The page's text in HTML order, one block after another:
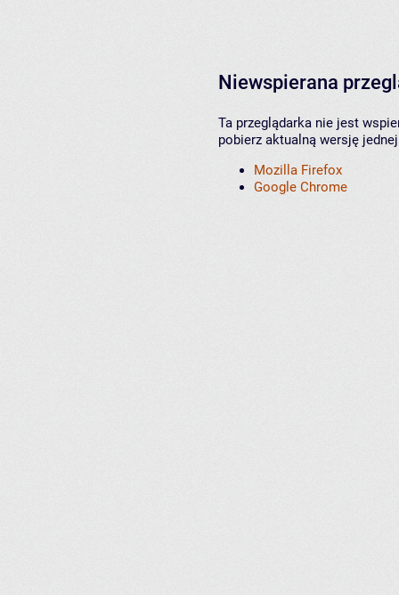
Niewspierana
Ta przeglądarka nie jest
pobierz aktualną wersję
Mozilla Firefox
Google Chrome